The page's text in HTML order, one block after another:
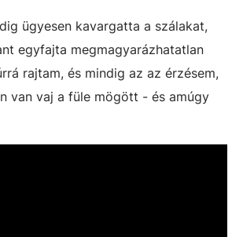
ügyesen kavargatta a szálakat,
egyfajta megmagyarázhatatlan
rajtam, és mindig az az érzésem,
van vaj a füle mögött - és amúgy